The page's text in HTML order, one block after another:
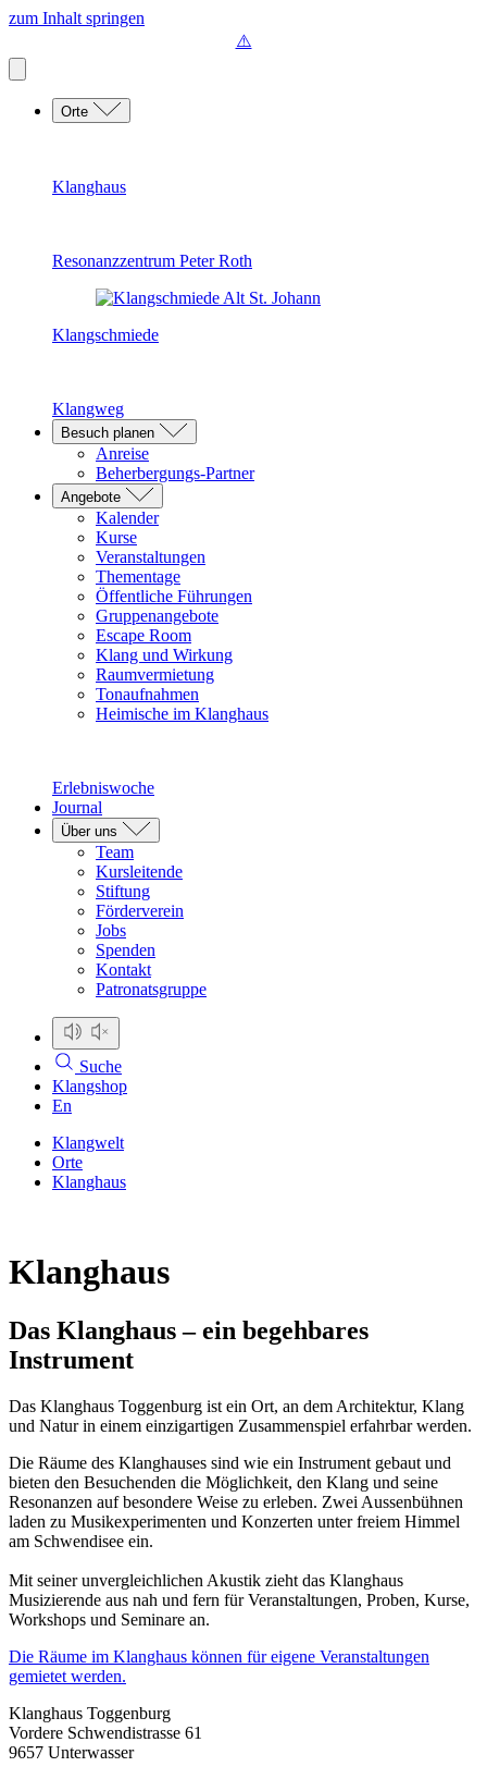
zum Inhalt springen
Orte
Klanghaus
Resonanzzentrum Peter Roth
Klangschmiede
Klangweg
Besuch planen
Anreise
Beherbergungs-Partner
Angebote
Kalender
Kurse
Veranstaltungen
Thementage
Öffentliche Führungen
Gruppenangebote
Escape Room
Klang und Wirkung
Raumvermietung
Tonaufnahmen
Heimische im Klanghaus
Erlebniswoche
Journal
Über uns
Team
Kursleitende
Stiftung
Förderverein
Jobs
Spenden
Kontakt
Patronatsgruppe
Suche
Klangshop
En
Klangwelt
Orte
Klanghaus
Klanghaus
Das Klanghaus – ein begehbares
Instrument
Das Klanghaus Toggenburg ist ein Ort, an dem Architektur, Klang
und Natur in einem einzigartigen Zusammenspiel erfahrbar werden.
Die Räume des Klanghauses sind wie ein Instrument gebaut und
bieten den Besuchenden die Möglichkeit, den Klang und seine
Resonanzen auf besondere Weise zu erleben. Zwei Aussenbühnen
laden zu Musikexperimenten und Konzerten unter freiem Himmel
am Schwendisee ein.
Mit seiner unvergleichlichen Akustik zieht das Klanghaus
Musizierende aus nah und fern für Veranstaltungen, Proben, Kurse,
Workshops und Seminare an.
Die Räume im Klanghaus können für eigene Veranstaltungen
gemietet werden.
Klanghaus Toggenburg
Vordere Schwendistrasse 61
9657 Unterwasser